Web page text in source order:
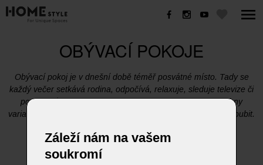
OBÝVACÍ POKOJE
Obývací pokoj je v dnešní době téměř posvátné místo. Tady se
každý večer setkává rodina, odpočívá, relaxuje, sleduje televize či
poslouchá hudbu, hraje hry nebo pracuje. A na tyto všechny
varianty musíte při zařizování pokoje myslet a snažit se je skloubit.
Záleží nám na vašem
soukromí